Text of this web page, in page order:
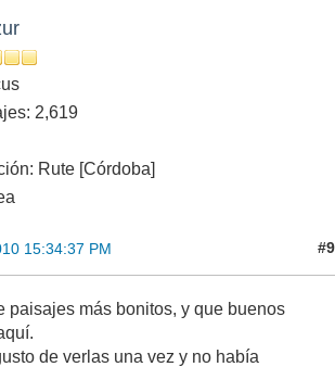
2,619
Rute [Córdoba]
15:34:37 PM #9
paisajes más bonitos, y que buenos
de verlas una vez y no había